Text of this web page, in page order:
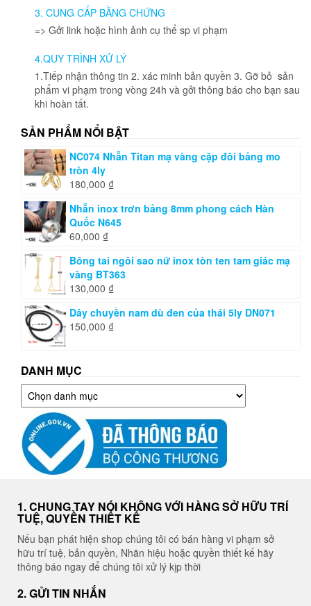
3. CUNG CẤP BẰNG CHỨNG
=> Gởi link hoặc hình ảnh cụ thể sp vi phạm
4.QUY TRÌNH XỬ LÝ
1.Tiếp nhận thông tin 2. xác minh bản quyền 3. Gỡ bỏ sản
phẩm vi phạm trong vòng 24h và gởi thông báo cho bạn sau
khi hoàn tất.
SẢN PHẨM NỔI BẬT
NC074 Nhẫn Titan mạ vàng cặp đôi bảng mo
tròn 4ly
180,000 ₫
Nhẫn inox trơn bảng 8mm phong cách Hàn
Quốc N645
60,000 ₫
Bông tai ngôi sao nữ inox tòn ten tam giác mạ
vàng BT363
130,000 ₫
Dây chuyền nam dù đen của thái 5ly DN071
150,000 ₫
DANH MỤC
Danh
mục
1. CHUNG TAY NÓI KHÔNG VỚI HÀNG SỞ HỮU TRÍ
TUỆ, QUYỀN THIẾT KẾ
Nếu bạn phát hiện shop chúng tôi có bán hàng vi phạm sở
hữu trí tuệ, bản quyền, Nhãn hiệu hoặc quyền thiết kế hãy
thông báo ngay để chúng tôi xử lý kịp thời
2. GỬI TIN NHẮN